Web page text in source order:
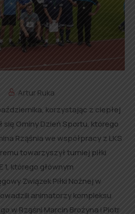
Artur Ruka
korzystając z ciepłej
się Gminy Dzień Sportu, którego
Rząśnia we współpracy z LKS
towarzyszył turniej piłki
1, którego głównym
Związek Piłki Nożnej w
animatorzy kompleksu
w Rząśni Marcin Brożyna i Piotr